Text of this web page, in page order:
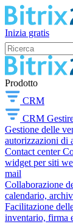
Inizia gratis
Prodotto
CRM
CRM
Gestione delle
autorizzazioni di
Contact center
widget per siti
mail
Collaborazione
calendario,
Facilitazione
inventario, firma